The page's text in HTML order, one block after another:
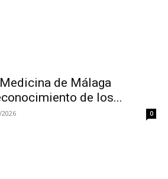
de Málaga
de los...
0